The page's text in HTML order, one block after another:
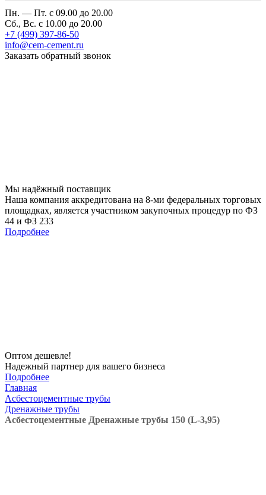
Пн. — Пт. с 09.00 до 20.00
Сб., Вс. с 10.00 до 20.00
+7 (499) 397-86-50
info@cem-cement.ru
Заказать обратный звонок
Мы надёжный поставщик
Наша компания аккредитована на 8-ми федеральных торговых
площадках, является участником закупочных процедур по ФЗ
44 и ФЗ 233
Подробнее
Оптом дешевле!
Надежный партнер для вашего бизнеса
Подробнее
Главная
Асбестоцементные трубы
Дренажные трубы
Асбестоцементные Дренажные трубы 150 (L-3,95)